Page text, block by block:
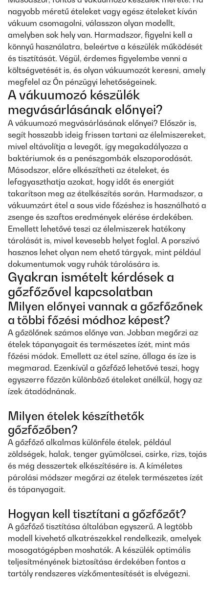
nagyobb méretű ételeket vagy egész ételeket kíván
vákuum csomagolni, válasszon olyan modellt,
amelyben sok hely van. Harmadszor, figyelni kell a
könnyű használatra, beleértve a készülék működését
és tisztítását. Végül, érdemes figyelembe venni a
költségvetését is, és olyan vákuumozót keresni, amely
megfelel az Ön pénzügyi lehetőségeinek.
A vákuumozó készülék
megvásárlásának előnyei?
A vákuumozó megvásárlásának előnyei? Először is,
segít hosszabb ideig frissen tartani az élelmiszereket,
mivel eltávolítja a levegőt, így megakadályozza a
baktériumok és a penészgombák elszaporodását.
Másodszor, előre elkészítheti az ételeket, és
lefagyaszthatja azokat, hogy időt és energiát
takarítson meg az ételkészítés során. Harmadszor, a
vákuumzárt étel a sous vide főzéshez is használható a
zsenge és szaftos eredmények elérése érdekében.
Emellett lehetővé teszi az élelmiszerek hatékony
tárolását is, mivel kevesebb helyet foglal. A porszívó
hasznos lehet olyan nem ehető tárgyak, mint például
dokumentumok vagy ruhák tárolására is.
Gyakran ismételt kérdések a
gőzfőzővel kapcsolatban
Milyen előnyei vannak a gőzfőzőnek
a többi főzési módhoz képest?
A gőzölőnek számos előnye van. Jobban megőrzi az
ételek tápanyagait és természetes ízét, mint más
főzési módok. Emellett az étel színe, állaga és íze is
megmarad. Ezenkívül a gőzfőző lehetővé teszi, hogy
egyszerre főzzön különböző ételeket anélkül, hogy az
ízek átadódnának.
Milyen ételek készíthetők
gőzfőzőben?
A gőzfőző alkalmas különféle ételek, például
zöldségek, halak, tenger gyümölcsei, csirke, rizs, tojás
és még desszertek elkészítésére is. A kíméletes
párolási módszer megőrzi az ételek természetes ízét
és tápanyagait.
Hogyan kell tisztítani a gőzfőzőt?
A gőzfőző tisztítása általában egyszerű. A legtöbb
modell kivehető alkatrészekkel rendelkezik, amelyek
mosogatógépben moshatók. A készülék optimális
teljesítményének biztosítása érdekében fontos a
tartály rendszeres vízkőmentesítését is elvégezni.